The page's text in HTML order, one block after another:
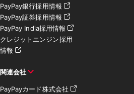
PayPay銀行採用情報
PayPay証券採用情報
PayPay India採用情報
クレジットエンジン採用
情報
関連会社
PayPayカード株式会社